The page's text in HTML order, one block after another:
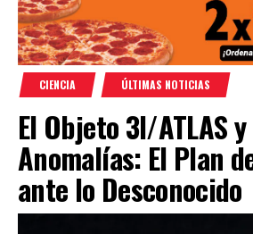
content
CIENCIA ÚLTIMAS NOTICIAS
El Objeto 3I/ATLAS
Anomalías: El Plan
ante lo Desconocido